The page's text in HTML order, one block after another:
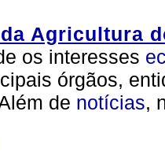
Agricultura
os interesses
órgãos,
de notícias,